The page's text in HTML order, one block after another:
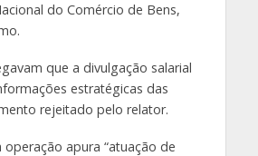
do Comércio de Bens,
que a divulgação salarial
estratégicas das
rejeitado pelo relator.
operação apura “atuação de